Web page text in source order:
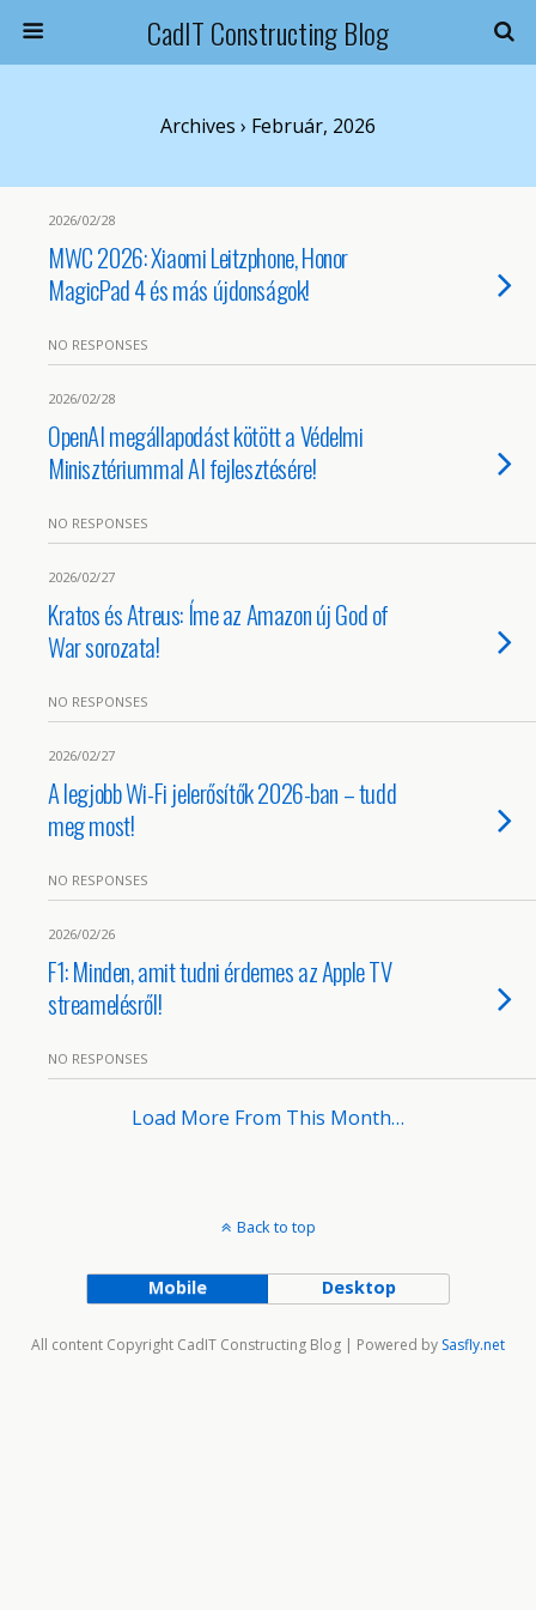
CadIT Constructing Blog
Archives › Február, 2026
2026/02/28
MWC 2026: Xiaomi Leitzphone, Honor
MagicPad 4 és más újdonságok!
NO RESPONSES
2026/02/28
OpenAI megállapodást kötött a Védelmi
Minisztériummal AI fejlesztésére!
NO RESPONSES
2026/02/27
Kratos és Atreus: Íme az Amazon új God of
War sorozata!
NO RESPONSES
2026/02/27
A legjobb Wi-Fi jelerősítők 2026-ban – tudd
meg most!
NO RESPONSES
2026/02/26
F1: Minden, amit tudni érdemes az Apple TV
streamelésről!
NO RESPONSES
Load More From This Month…
Back to top
Mobile Desktop
All content Copyright CadIT Constructing Blog | Powered by Sasfly.net